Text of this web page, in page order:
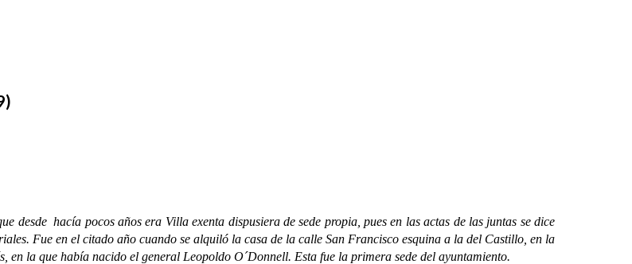
hacía pocos años era Villa exenta dispusiera de sede propia, pues en las actas de las juntas se dice
Fue en el citado año cuando se alquiló la casa de la calle San Francisco esquina a la del Castillo, en la
la que había nacido el general Leopoldo O´Donnell. Esta fue la primera sede del ayuntamiento.